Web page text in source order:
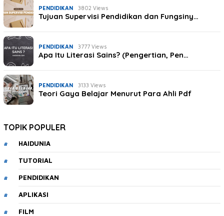
PENDIDIKAN 3802 Views
Tujuan Supervisi Pendidikan dan Fungsiny…
PENDIDIKAN 3777 Views
Apa Itu Literasi Sains? (Pengertian, Pen…
PENDIDIKAN 3133 Views
Teori Gaya Belajar Menurut Para Ahli Pdf
TOPIK POPULER
HAIDUNIA
TUTORIAL
PENDIDIKAN
APLIKASI
FILM